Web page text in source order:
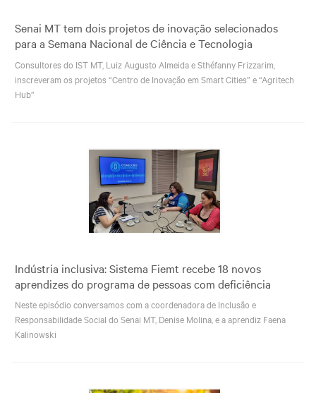
Senai MT tem dois projetos de inovação selecionados
para a Semana Nacional de Ciência e Tecnologia
Consultores do IST MT, Luiz Augusto Almeida e Sthéfanny Frizzarim,
inscreveram os projetos “Centro de Inovação em Smart Cities” e “Agritech
Hub”
Indústria inclusiva: Sistema Fiemt recebe 18 novos
aprendizes do programa de pessoas com deficiência
Neste episódio conversamos com a coordenadora de Inclusão e
Responsabilidade Social do Senai MT, Denise Molina, e a aprendiz Faena
Kalinowski